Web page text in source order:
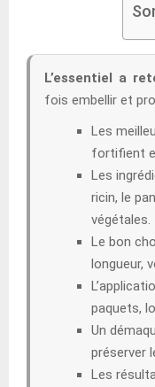
L’essentiel a
fois embellir et
Les
fortifient
Les
ricin, le
végétales.
Le bon
longueur,
paquets,
Un
préserver
Les